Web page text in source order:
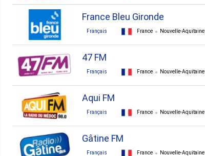
France Bleu Gironde
Français France Nouvelle-Aquitaine
47 FM
Français France Nouvelle-Aquitaine
Aqui FM
Français France Nouvelle-Aquitaine
Gâtine FM
Français France Nouvelle-Aquitaine